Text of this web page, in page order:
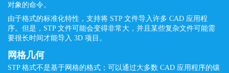
对象的命令。
由于格式的标准化特性，支持将 STP 文件导入许多 CAD 应用程
序。但是，STP 文件可能会变得非常大，并且某些复杂文件可能需
要很长时间才能导入 3D 项目。
网格几何
STP 格式不是基于网格的格式；可以通过大多数 CAD 应用程序的镶